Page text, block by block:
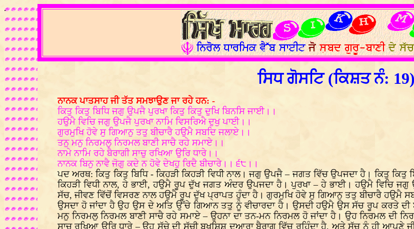
.
ਸਿਧ ਗੋਸਟਿ (ਕਿਸ਼ਤ ਨੰ: 19)
ਨਾਨਕ ਪਾਤਸਾਹ ਜੀ ਤੱਤ ਸਮਝਾਉਣ ਜਾ ਰਹੇ ਹਨ: -
ਕਿਤੁ ਕਿਤੁ ਬਿਧਿ ਜਗੁ ਉਪਜੈ ਪੁਰਖਾ ਕਿਤੁ ਕਿਤੁ ਦੁਖਿ ਬਿਨਸਿ ਜਾਈ।।
ਹਉਮੈ ਵਿਚਿ ਜਗੁ ਉਪਜੈ ਪੁਰਖਾ ਨਾਮਿ ਵਿਸਰਿਐ ਦੁਖੁ ਪਾਈ।।
ਗੁਰਮੁਖਿ ਹੋਵੇ ਸੁ ਗਿਆਨੁ ਤਤੁ ਬੀਚਾਰੈ ਹਉਮੈ ਸਬਦਿ ਜਲਾਏ।।
ਤਨੁ ਮਨੁ ਨਿਰਮਲੁ ਨਿਰਮਲ ਬਾਣੀ ਸਾਚੈ ਰਹੇ ਸਮਾਏ।।
ਨਾਮੇ ਨਾਮਿ ਰਹੇ ਬੈਰਾਗੀ ਸਾਚੁ ਰਖਿਆ ਉਰਿ ਧਾਰੇ।।
ਨਾਨਕ ਬਿਨੁ ਨਾਵੈ ਜੋਗੁ ਕਦੇ ਨ ਹੋਵੇ ਦੇਖਹੁ ਰਿਦੈ ਬੀਚਾਰੇ।। ੬੮।।
ਪਦ ਅਰਥ: ਕਿਤੁ ਕਿਤੁ ਬਿਧਿ - ਕਿਹੜੀ ਕਿਹੜੀ ਵਿਧੀ ਨਾਲ। ਜਗੁ ਉਪਜੈ – ਜਗਤ ਵਿੱਚ ਉਪਜਦਾ ਹੈ। ਕਿਤੁ ਕਿਤੁ
ਕਿਹੜੀ ਵਿਧੀ ਨਾਲ, ਹੇ ਭਾਈ, ਹਉਮੈ ਰੂਪ ਦੁੱਖ ਜਗਤ ਅੰਦਰ ਉਪਜਦਾ ਹੈ। ਪੁਰਖਾ – ਹੇ ਭਾਈ। ਹਉਮੈ ਵਿਚਿ ਜਗੁ
ਸੱਚ, ਜੀਵਣ ਵਿੱਚੋਂ ਵਿਸਰਣ ਨਾਲ ਹਉਮੈ ਰੂਪ ਦੁੱਖ ਪ੍ਰਾਪਤ ਹੁੰਦਾ ਹੈ। ਗੁਰਮੁਖਿ ਹੋਵੇ ਸੁ ਗਿਆਨੁ ਤਤੁ ਬੀਚਾਰੈ ਹਉਮੈ
ਉਸਦਾ ਹੋ ਜਾਂਦਾ ਹੈ ਉਹ ਉਸ ਦੇ ਅਤਿ ਉੱਚੇ ਗਿਆਨ ਤਤੁ ਨੂੰ ਵੀਚਾਰਦਾ ਹੈ। ਉਸਦੀ ਹਉਮੈ ਉਸ ਸੱਚ ਰੂਪ ਕਰਤੇ ਦੀ
ਮਨੁ ਨਿਰਮਲੁ ਨਿਰਮਲ ਬਾਣੀ ਸਾਚੈ ਰਹੇ ਸਮਾਏ – ਉਹਨਾ ਦਾ ਤਨ-ਮਨ ਨਿਰਮਲ ਹੋ ਜਾਂਦਾ ਹੈ। ਉਹ ਨਿਰਮਲ ਦੀ
ਸਾਚੁ ਰਖਿਆ ਉਰਿ ਧਾਰੇ – ਉਹ ਸੱਚੇ ਦੀ ਸੱਚੀ ਬਖਸ਼ਿਸ਼ ਦੁਆਰਾ ਬੈਰਾਗ ਵਿੱਚ ਰਹਿੰਦਾ ਹੈ, ਅਤੇ ਸੱਚ ਨੂੰ ਹੀ ਆਪਣੇ